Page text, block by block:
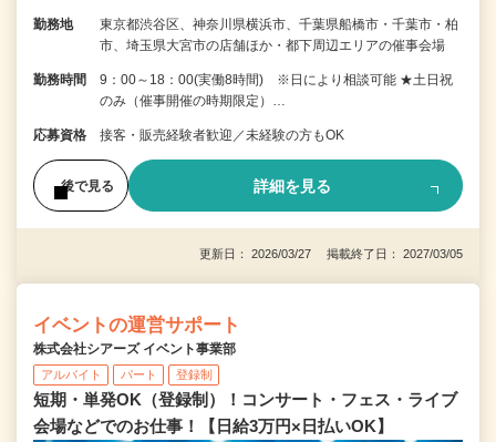
勤務地
東京都渋谷区、神奈川県横浜市、千葉県船橋市・千葉市・柏
市、埼玉県大宮市の店舗ほか・都下周辺エリアの催事会場
勤務時間
9：00～18：00(実働8時間) ※日により相談可能 ★土日祝
のみ（催事開催の時期限定）…
応募資格 接客・販売経験者歓迎／未経験の方もOK
後で見る 詳細を見る
更新日： 2026/03/27 掲載終了日： 2027/03/05
イベントの運営サポート
株式会社シアーズ イベント事業部
アルバイト パート 登録制
短期・単発OK（登録制）！コンサート・フェス・ライブ
会場などでのお仕事！【日給3万円×日払いOK】